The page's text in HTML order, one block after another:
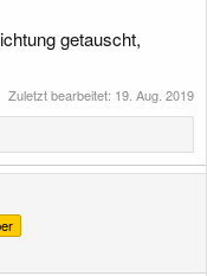
getauscht,
Zuletzt bearbeitet: 19. Aug. 2019